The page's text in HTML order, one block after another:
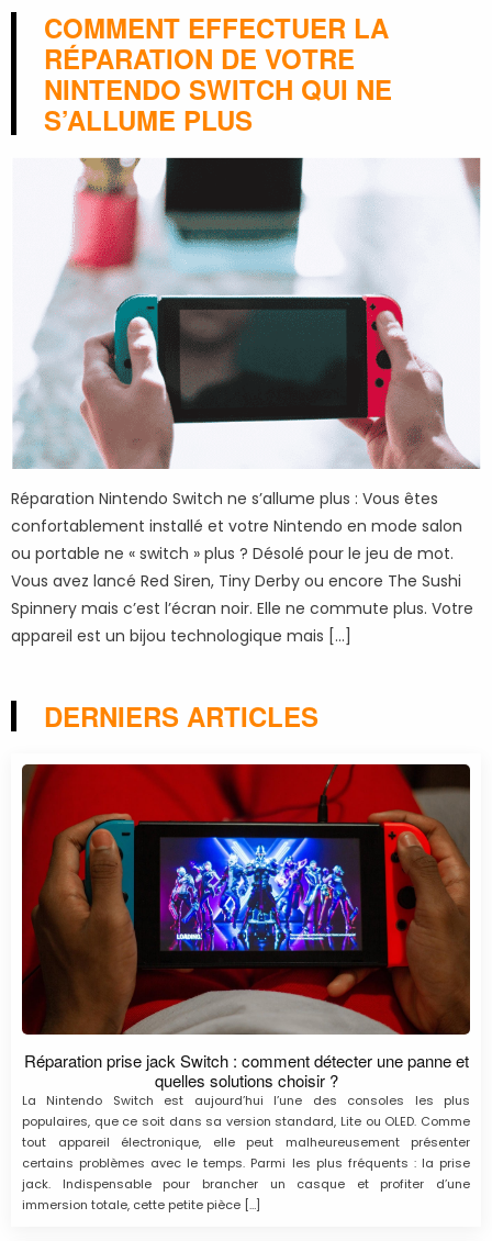
COMMENT EFFECTUER LA
RÉPARATION DE VOTRE
NINTENDO SWITCH QUI NE
S’ALLUME PLUS
Réparation Nintendo Switch ne s’allume plus : Vous êtes
confortablement installé et votre Nintendo en mode salon
ou portable ne « switch » plus ? Désolé pour le jeu de mot.
Vous avez lancé Red Siren, Tiny Derby ou encore The Sushi
Spinnery mais c’est l’écran noir. Elle ne commute plus. Votre
appareil est un bijou technologique mais […]
DERNIERS ARTICLES
Réparation prise jack Switch : comment détecter une panne et
quelles solutions choisir ?
La Nintendo Switch est aujourd’hui l’une des consoles les plus
populaires, que ce soit dans sa version standard, Lite ou OLED. Comme
tout appareil électronique, elle peut malheureusement présenter
certains problèmes avec le temps. Parmi les plus fréquents : la prise
jack. Indispensable pour brancher un casque et profiter d’une
immersion totale, cette petite pièce […]